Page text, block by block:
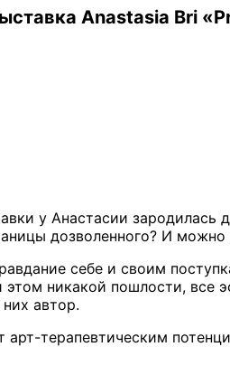
Anastasia Bri
у Анастасии зародилась
дозволенного? И
себе и своим
никакой пошлости, все
автор.
арт-терапевтическим